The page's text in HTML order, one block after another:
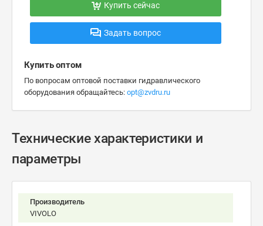
Купить сейчас
Задать вопрос
Купить оптом
По вопросам оптовой поставки гидравлического
оборудования обращайтесь: opt@zvdru.ru
Технические характеристики и
параметры
Производитель
VIVOLO